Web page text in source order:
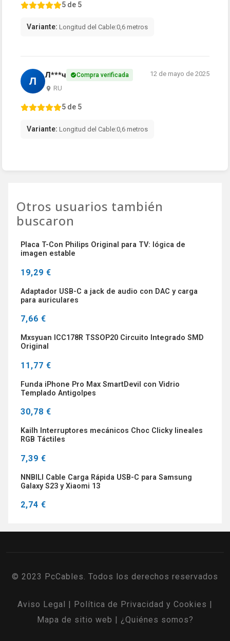
5 de 5
Variante: Longitud del Cable:0,6 metros
Л Л***ч Compra verificada
RU
12 de mayo de 2025
5 de 5
Variante: Longitud del Cable:0,6 metros
Otros usuarios también
buscaron
Placa T-Con Philips Original para TV: lógica de
imagen estable
19,29 €
Adaptador USB-C a jack de audio con DAC y carga
para auriculares
7,66 €
Mxsyuan ICC178R TSSOP20 Circuito Integrado SMD
Original
11,77 €
Funda iPhone Pro Max SmartDevil con Vidrio
Templado Antigolpes
30,78 €
Kailh Interruptores mecánicos Choc Clicky lineales
RGB Táctiles
7,39 €
NNBILI Cable Carga Rápida USB-C para Samsung
Galaxy S23 y Xiaomi 13
2,74 €
© 2023 PcCables. Todos los derechos reservados
Aviso Legal Política de Privacidad y Cookies
Mapa de sitio web
¿Quiénes somos?